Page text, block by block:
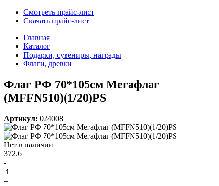
Смотреть прайс-лист
Скачать прайс-лист
Главная
Каталог
Подарки, сувениры, награды
Флаги, древки
Флаг РФ 70*105см Мегафлаг
(MFFN510)(1/20)PS
Артикул: 024008
Нет в наличии
372.6
-
+